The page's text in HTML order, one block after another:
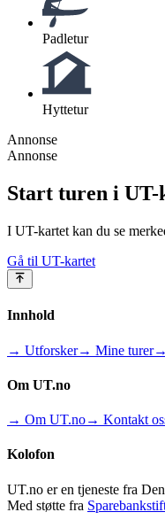
Padletur
Hyttetur
Annonse
Annonse
Start turen i
I UT-kartet kan du se
Gå til UT-kartet
Innhold
→ Utforsker→ Mine turer→
Om UT.no
→ Om UT.no→ Kontakt
Kolofon
UT.no er en tjeneste fra
Med støtte fra